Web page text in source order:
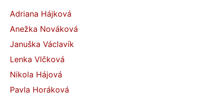
Adriana Hájková
Anežka Nováková
Januška Václavík
Lenka Vlčková
Nikola Hájová
Pavla Horáková